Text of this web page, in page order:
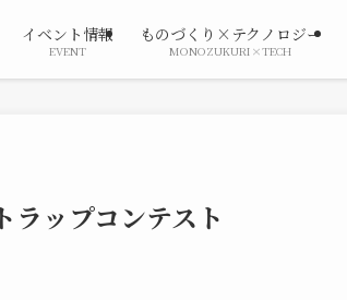
イベント情報
EVENT
ものづくり×テクノロジー
MONOZUKURI×TECH
ラップコンテスト